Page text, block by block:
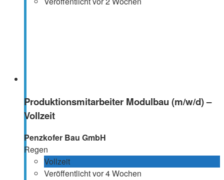
Produktionsmitarbeiter Modulbau (m/w/d) –
Vollzeit
Penzkofer Bau GmbH
Regen
Vollzeit
Veröffentlicht vor 4 Wochen